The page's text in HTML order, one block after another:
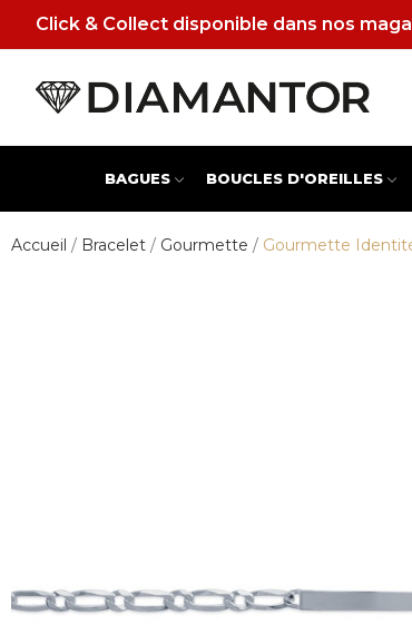
Click & Collect disponible dans nos
BAGUES BOUCLES D'OREILLES
Accueil Bracelet Gourmette Gourmette